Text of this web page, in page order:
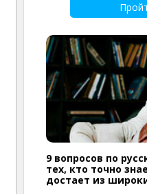
9 вопросов по
тех, кто точно
достает из